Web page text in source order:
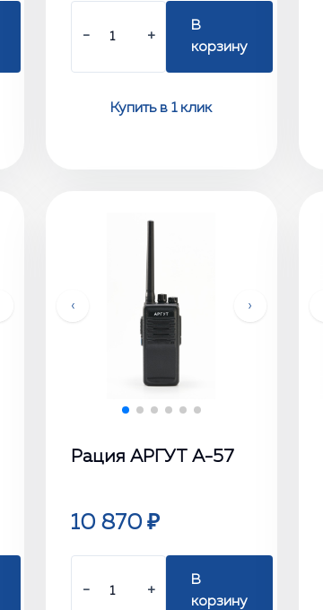
− +
В
корзину
Купить в 1 клик
‹ ›
Рация АРГУТ А-57
10 870 ₽
− +
В
корзину